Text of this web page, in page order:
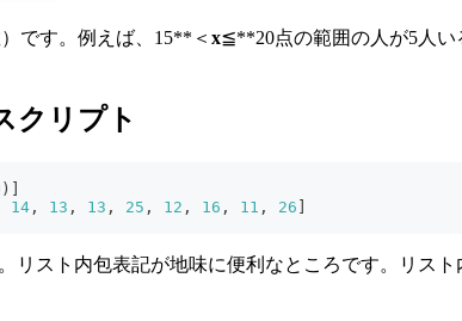
です。例えば、15**＜ x≦**20点の範囲の人が5人い
クリプト
) ]
14 , 13 , 13 , 25 , 12 , 16 , 11 , 26 ]
リスト内包表記が地味に便利なところです。リス